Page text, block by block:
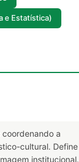
e Estatística)
a
cultural. Define
institucional.